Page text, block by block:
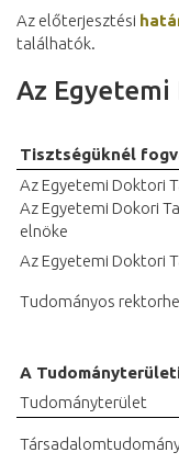
Az előterjesztési
találhatók.
Az Egyetemi
Tisztségüknél
Az Egyetemi Doktori
Az Egyetemi Dokori
elnöke
Az Egyetemi Doktori
Tudományos
A
Tudományterület